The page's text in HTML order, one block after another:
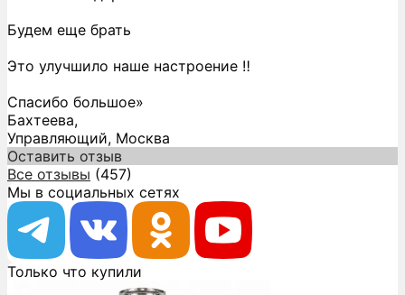
Будем еще брать
Это улучшило наше настроение ‼️
Спасибо большое»
Бахтеева,
Управляющий, Москва
Оставить отзыв
Все отзывы (457)
Мы в социальных сетях
Только что купили